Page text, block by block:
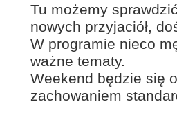
Tu możemy
nowych przyjaciół,
W programie nieco
ważne tematy.
Weekend będzie się
zachowaniem